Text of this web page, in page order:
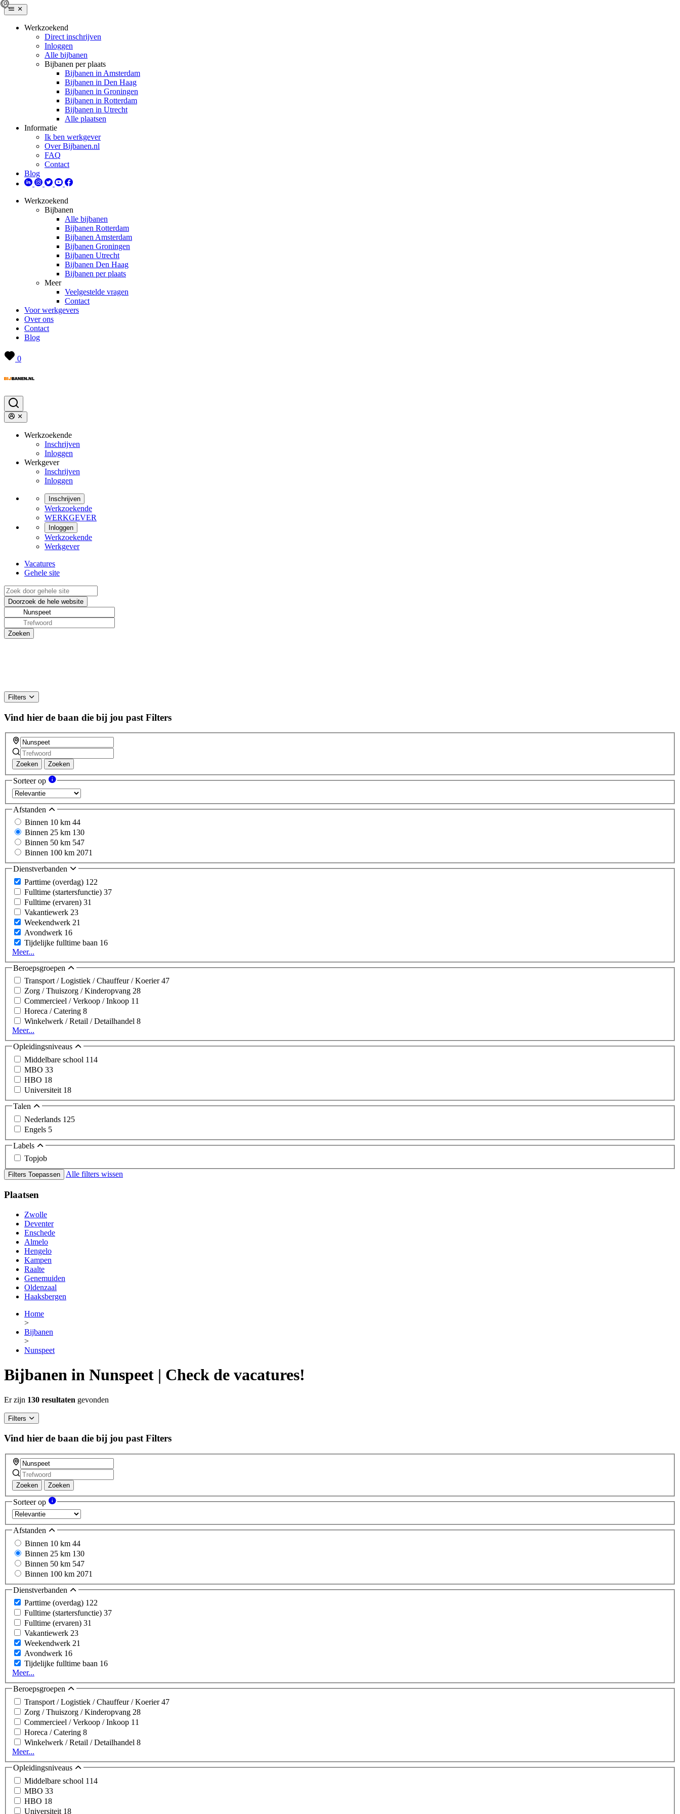
Werkzoekend
Direct inschrijven
Inloggen
Alle bijbanen
Bijbanen per plaats
Bijbanen in Amsterdam
Bijbanen in Den Haag
Bijbanen in Groningen
Bijbanen in Rotterdam
Bijbanen in Utrecht
Alle plaatsen
Informatie
Ik ben werkgever
Over Bijbanen.nl
FAQ
Contact
Blog
Werkzoekend
Bijbanen
Alle bijbanen
Bijbanen Rotterdam
Bijbanen Amsterdam
Bijbanen Groningen
Bijbanen Utrecht
Bijbanen Den Haag
Bijbanen per plaats
Meer
Veelgestelde vragen
Contact
Voor werkgevers
Over ons
Contact
Blog
0
Werkzoekende
Inschrijven
Inloggen
Werkgever
Inschrijven
Inloggen
Inschrijven
Werkzoekende
WERKGEVER
Inloggen
Werkzoekende
Werkgever
Vacatures
Gehele site
Filters
Vind hier de baan die bij jou past Filters
Zoeken Zoeken
Sorteer op
Afstanden
Binnen 10 km 44
Binnen 25 km 130
Binnen 50 km 547
Binnen 100 km 2071
Dienstverbanden
Parttime (overdag) 122
Fulltime (startersfunctie) 37
Fulltime (ervaren) 31
Vakantiewerk 23
Weekendwerk 21
Avondwerk 16
Tijdelijke fulltime baan 16
Meer...
Beroepsgroepen
Transport / Logistiek / Chauffeur / Koerier47
Zorg / Thuiszorg / Kinderopvang 28
Commercieel / Verkoop / Inkoop 11
Horeca / Catering 8
Winkelwerk / Retail / Detailhandel 8
Meer...
Opleidingsniveaus
Middelbare school 114
MBO 33
HBO 18
Universiteit 18
Talen
Nederlands 125
Engels 5
Labels
Topjob
Filters Toepassen Alle filters wissen
Plaatsen
Zwolle
Deventer
Enschede
Almelo
Hengelo
Kampen
Raalte
Genemuiden
Oldenzaal
Haaksbergen
Home
>
Bijbanen
>
Nunspeet
Bijbanen in Nunspeet | Check de vacatures!
Er zijn 130 resultaten gevonden
Filters
Vind hier de baan die bij jou past Filters
Zoeken Zoeken
Sorteer op
Afstanden
Binnen 10 km 44
Binnen 25 km 130
Binnen 50 km 547
Binnen 100 km 2071
Dienstverbanden
Parttime (overdag) 122
Fulltime (startersfunctie) 37
Fulltime (ervaren) 31
Vakantiewerk 23
Weekendwerk 21
Avondwerk 16
Tijdelijke fulltime baan 16
Meer...
Beroepsgroepen
Transport / Logistiek / Chauffeur / Koerier47
Zorg / Thuiszorg / Kinderopvang 28
Commercieel / Verkoop / Inkoop 11
Horeca / Catering 8
Winkelwerk / Retail / Detailhandel 8
Meer...
Opleidingsniveaus
Middelbare school 114
MBO 33
HBO 18
Universiteit 18